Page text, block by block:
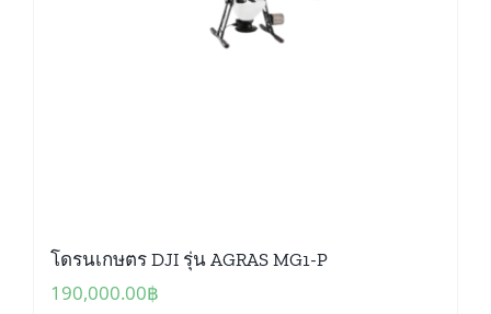
โดรนเกษตร DJI รุ่น AGRAS MG1-P
190,000.00฿